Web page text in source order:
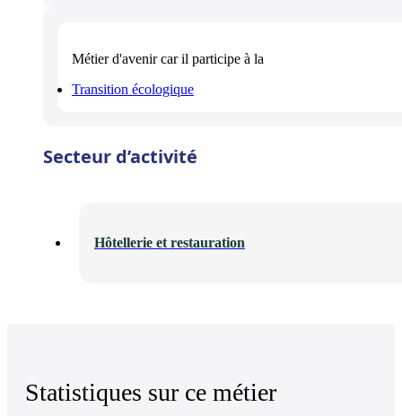
Métier d'avenircar il participe à la
Transition écologique
Secteur d’activité
Hôtellerie et restauration
Statistiques sur ce métier